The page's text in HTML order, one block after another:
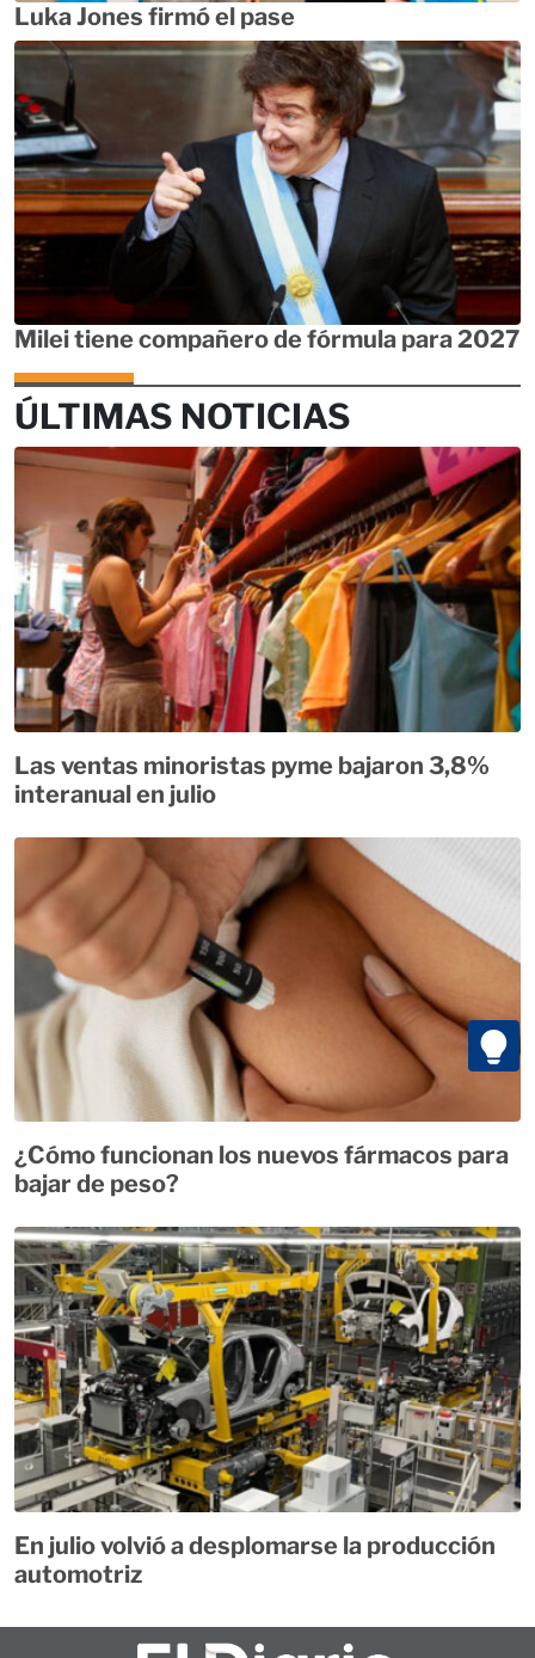
Luka Jones firmó el pase
Milei tiene compañero de fórmula para 2027
ÚLTIMAS NOTICIAS
Las ventas minoristas pyme bajaron 3,8%
interanual en julio
¿Cómo funcionan los nuevos fármacos para
bajar de peso?
En julio volvió a desplomarse la producción
automotriz